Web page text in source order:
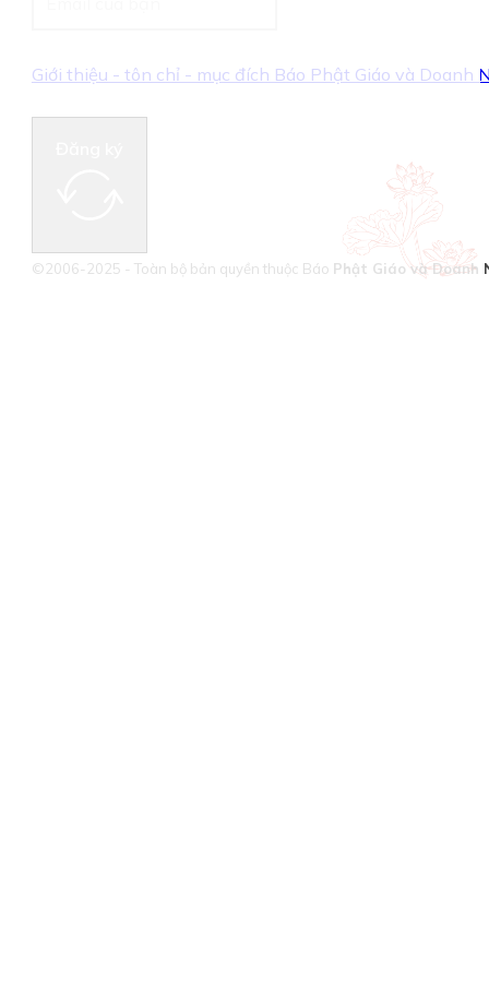
Giới thiệu - tôn chỉ - mục đích Báo Phật Giáo và Doanh
©2006-2025 - Toàn bộ bản quyền thuộc Báo Phật Giáo và Doanh